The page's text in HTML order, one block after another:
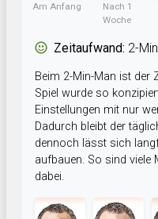
Am Anfang
Nach 1
Woche
Zeitaufwand: 2-
Beim 2-Min-Man ist der
Spiel wurde so
Einstellungen mit nur
Dadurch bleibt der
dennoch lässt sich
aufbauen. So sind viele
dabei.